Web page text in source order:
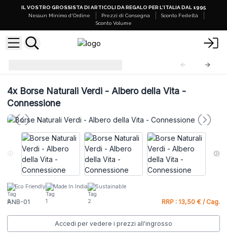
IL VOSTRO GROSSISTA DI ARTICOLI DA REGALO PER L'ITALIA DAL 1995
Nessun Minimo d'Ordine
Prezzi di Consegna
Sconto Fedeltà
Sconto Volume
4xBorse Naturali Verdi - Albero della Vita -
Connessione
Eco Friendly Made In India Sustainable
ANB-01 RRP : 13,50 € / Cag.
Accedi per vedere i prezzi all'ingrosso